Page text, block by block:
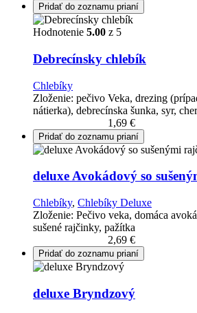
Pridať do zoznamu prianí
Hodnotenie 5.00 z 5
Debrecínsky chlebík
Chlebíky
Zloženie: pečivo Veka, drezing
nátierka), debrecínska šunka, syr,
1,69 €
Pridať do zoznamu prianí
deluxe Avokádový so
Chlebíky, Chlebíky Deluxe
Zloženie: Pečivo veka, domáca
sušené rajčinky, pažítka
2,69 €
Pridať do zoznamu prianí
deluxe Bryndzový